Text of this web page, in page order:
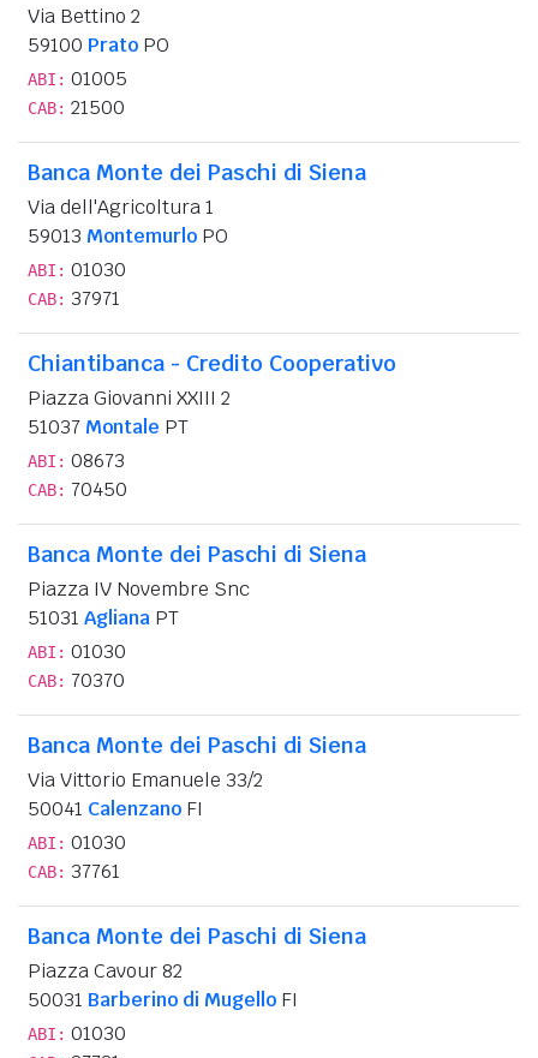
Via Bettino 2
59100 Prato PO
ABI: 01005
CAB: 21500
Banca Monte dei Paschi di Siena
Via dell'Agricoltura 1
59013 Montemurlo PO
ABI: 01030
CAB: 37971
Chiantibanca - Credito Cooperativo
Piazza Giovanni XXIII 2
51037 Montale PT
ABI: 08673
CAB: 70450
Banca Monte dei Paschi di Siena
Piazza IV Novembre Snc
51031 Agliana PT
ABI: 01030
CAB: 70370
Banca Monte dei Paschi di Siena
Via Vittorio Emanuele 33/2
50041 Calenzano FI
ABI: 01030
CAB: 37761
Banca Monte dei Paschi di Siena
Piazza Cavour 82
50031 Barberino di Mugello FI
ABI: 01030